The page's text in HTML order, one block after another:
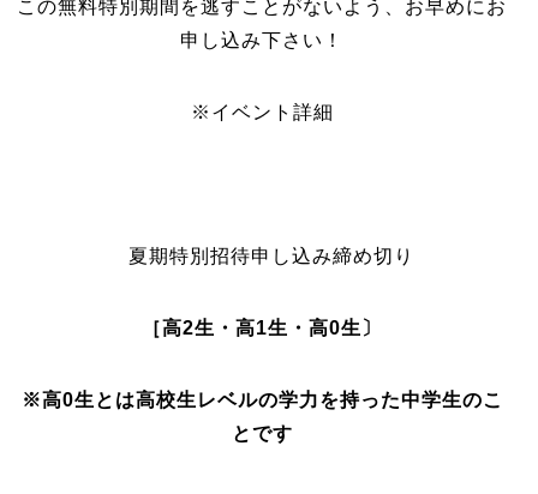
この無料特別期間を逃すことがないよう、お早めにお
申し込み下さい！
※イベント詳細
夏期特別招待申し込み締め切り
［高2生・高1生・高0生〕
※高0生とは高校生レベルの学力を持った中学生のこ
とです